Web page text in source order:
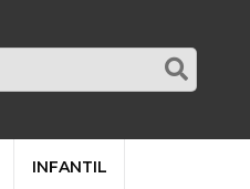
INFANTIL